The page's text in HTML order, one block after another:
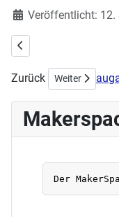
Veröffentlicht: 12.
Vorheriger Beitrag:
Zurück Nächster
Weiter